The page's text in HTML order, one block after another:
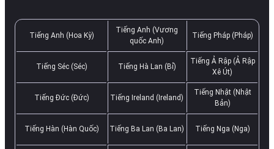
Tiếng Anh (Hoa Kỳ)
Tiếng Anh (Vương
quốc Anh)
Tiếng Pháp (Pháp)
Tiếng Séc (Séc) Tiếng Hà Lan (Bỉ)
Tiếng Ả Rập (Ả Rập
Xê Út)
Tiếng Đức (Đức) Tiếng Ireland (Ireland)
Tiếng Nhật (Nhật
Bản)
Tiếng Hàn (Hàn Quốc) Tiếng Ba Lan (Ba Lan) Tiếng Nga (Nga)